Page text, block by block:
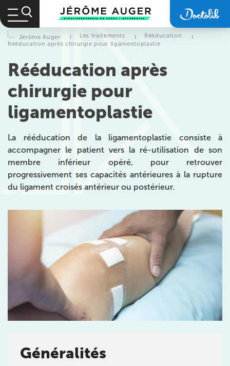
Jérôme Auger I Les traitements I Rééducation
I
Rééducation après chirurgie pour ligamentoplastie
Rééducation après
chirurgie pour
ligamentoplastie
La rééducation de la ligamentoplastie consiste à
accompagner le patient vers la ré-utilisation de son
membre inférieur opéré, pour retrouver
progressivement ses capacités antérieures à la rupture
du ligament croisés antérieur ou postérieur.
Généralités
Prendre rendez-vous
de Jérôme Auger